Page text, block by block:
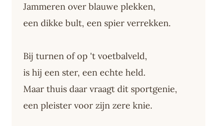
Jammeren over blauwe plekken,
een dikke bult, een spier verrekken.
Bij turnen of op 't voetbalveld,
is hij een ster, een echte held.
Maar thuis daar vraagt dit sportgenie,
een pleister voor zijn zere knie.